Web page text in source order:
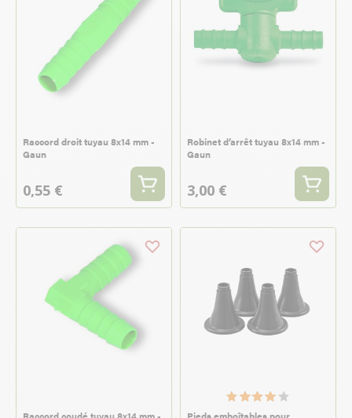
Raccord droit tuyau 8x14 mm -
Gaun
0,55 €
Robinet d’arrêt tuyau 8x14 mm -
Gaun
3,00 €